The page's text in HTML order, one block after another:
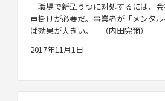
職場で新型うつに対処するには、
声掛けが必要だ。事業者が「メンタ
ば効果が大きい。 （内田完爾）
2017年11月1日